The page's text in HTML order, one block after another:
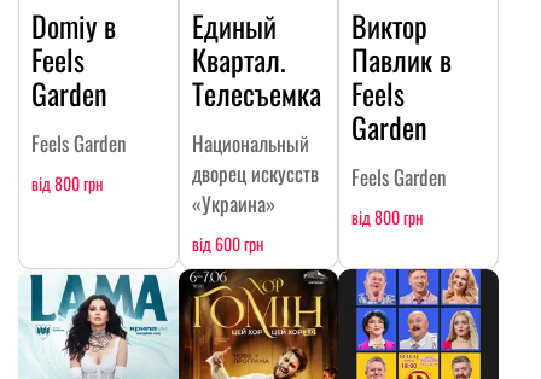
Domiy в
Feels
Garden
Feels Garden
від 800 грн
Единый
Квартал.
Телесъемка
Национальный
дворец искусств
«Украина»
від 600 грн
Виктор
Павлик в
Feels
Garden
Feels Garden
від 800 грн